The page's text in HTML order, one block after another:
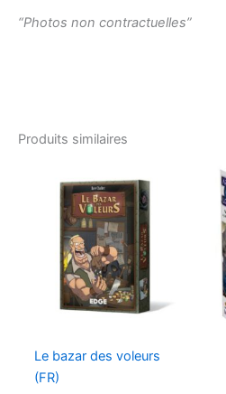
“Photos non contractuelles”
Produits similaires
Le bazar des voleurs
(FR)